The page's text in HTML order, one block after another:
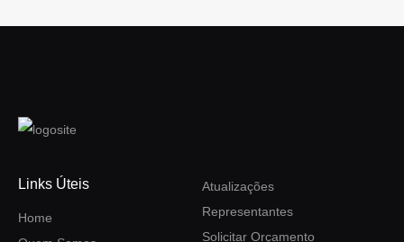
Links Úteis
Home
Atualizações
Representantes
Solicitar Orçamento